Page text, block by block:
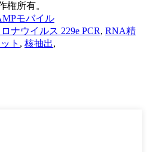
権所有。
モバイル
ロナウイルス 229e PCR, RNA精
ト , 核抽出,